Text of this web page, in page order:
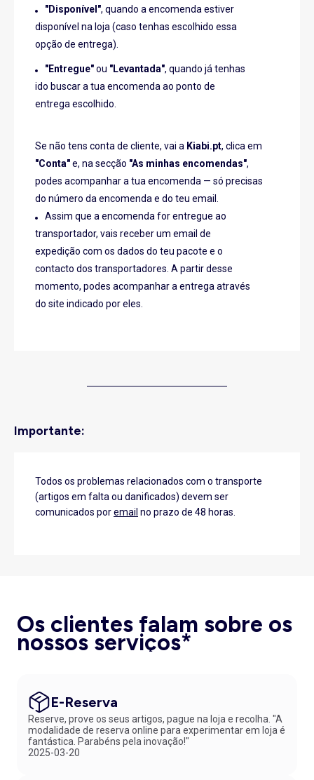
"Disponível", quando a encomenda estiver
disponível na loja (caso tenhas escolhido essa
opção de entrega).
"Entregue"ou "Levantada", quando já tenhas
ido buscar a tua encomenda ao ponto de
entrega escolhido.
Se não tens conta de cliente, vai a Kiabi.pt, clica em
"Conta"e, na secção "As minhas encomendas",
podes acompanhar a tua encomenda — só precisas
do número da encomenda e do teu email.
Assim que a encomenda for entregue ao
transportador, vais receber um email de
expedição com os dados do teu pacote e o
contacto dos transportadores. A partir desse
momento, podes acompanhar a entrega através
do site indicado por eles.
Importante:
Todos os problemas relacionados com o transporte
(artigos em falta ou danificados) devem ser
comunicados poremail no prazo de 48 horas.
Os clientes falam sobre os
nossos serviços*
E-Reserva
Reserve, prove os seus artigos, pague na loja e recolha. "A
modalidade de reserva online para experimentar em loja é
fantástica. Parabéns pela inovação!"
2025-03-20